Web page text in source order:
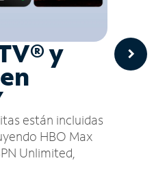
y
están incluidas
HBO Max
Unlimited,